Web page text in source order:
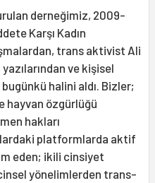
derneğimiz, 2009-
Karşı Kadın
trans aktivist Ali
ve kişisel
halini aldı. Bizler;
hayvan özgürlüğü
hakları
platformlarda aktif
eden; ikili cinsiyet
yönelimlerden trans-